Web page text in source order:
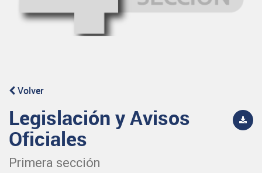
Volver
Legislación y Avisos
Oficiales
Primera sección